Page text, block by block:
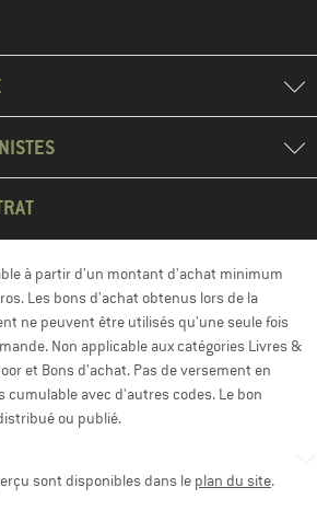
à partir d'un montant d'achat minimum
Les bons d'achat obtenus lors de la
ne peuvent être utilisés qu'une seule fois
Non applicable aux catégories Livres &
et Bons d'achat. Pas de versement en
cumulable avec d'autres codes. Le bon
ou publié.
sont disponibles dans le plan du site.